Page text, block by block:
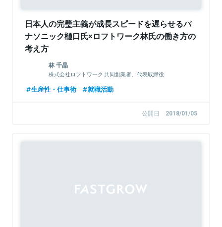
日本人の完璧主義が成長スピードを遅らせるパ
ナソニック樋口氏×ロフトワーク林氏の働き方の
考え方
林 千晶
株式会社ロフトワーク 共同創業者、代表取締役
生産性・仕事術 就職活動
公開日 2018/01/05